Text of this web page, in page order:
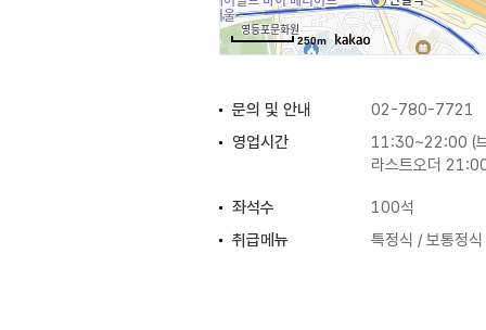
250m
문의 및 안내
02-780-7721
영업시간
11:30~22:00 (
라스트오더
좌석수
100석
취급메뉴
특정식 / 보통정